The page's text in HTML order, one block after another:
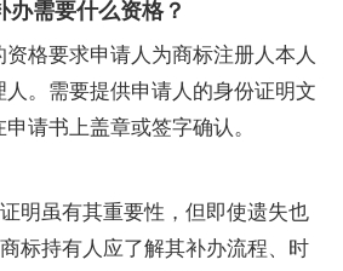
办需要什么资格？
格要求申请人为商标注册人本人
。需要提供申请人的身份证明文
请书上盖章或签字确认。
明虽有其重要性，但即使遗失也
标持有人应了解其补办流程、时